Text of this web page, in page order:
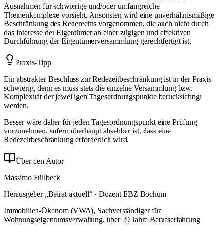
Ausnahmen für schwierige und/oder umfangreiche
Themenkomplexe vorsieht. Ansonsten wird eine unverhältnismäßige
Beschränkung des Rederechts vorgenommen, die auch nicht durch
das Interesse der Eigentümer an einer zügigen und effektiven
Durchführung der Eigentümerversammlung gerechtfertigt ist.
Praxis-Tipp
Ein abstrakter Beschluss zur Redezeitbeschränkung ist in der Praxis
schwierig, denn es muss stets die einzelne Versammlung bzw.
Komplexität der jeweiligen Tagesordnungspunkte berücksichtigt
werden.
Besser wäre daher für jeden Tagesordnungspunkt eine Prüfung
vorzunehmen, sofern überhaupt absehbar ist, dass eine
Redezeitbeschränkung erforderlich wird.
Über den Autor
Massimo Füllbeck
Herausgeber „Beirat aktuell“ · Dozent EBZ Bochum
Immobilien-Ökonom (VWA), Sachverständiger für
Wohnungseigentumsverwaltung, über 20 Jahre Berufserfahrung